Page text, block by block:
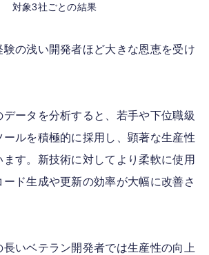
対象3社ごとの結果
の浅い開発者ほど大きな恩恵を受け
ータを分析すると、若手や下位職級
ルを積極的に採用し、顕著な生産性
す。新技術に対してより柔軟に使用
ード生成や更新の効率が大幅に改善さ
いベテラン開発者では生産性の向上